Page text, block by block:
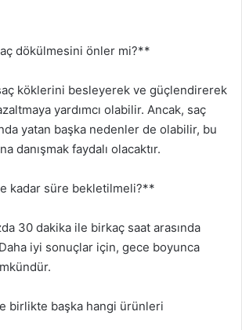
dökülmesini önler mi?**
saç köklerini besleyerek ve güçlendirerek
yardımcı olabilir. Ancak, saç
yatan başka nedenler de olabilir, bu
danışmak faydalı olacaktır.
kadar süre bekletilmeli?**
30 dakika ile birkaç saat arasında
iyi sonuçlar için, gece boyunca
birlikte başka hangi ürünleri